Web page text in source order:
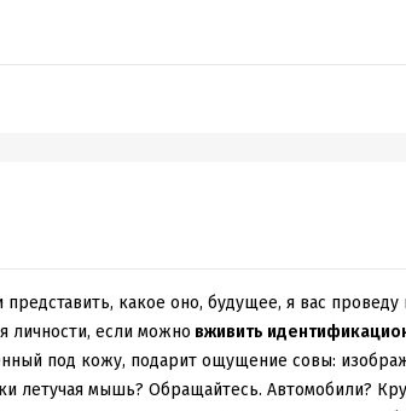
догадываться, куда всё идёт, с самого
натяжкой, про преступления в прошлом в
линия. Я бы не сказала, что она тут лишняя,
сдержанных персонажей.
приёмах. Читая книгу, я старалась
какое оно, будущее, я вас
личности, если можно вживить
под кожу, подарит ощущение совы:
летучая мышь? Обращайтесь. Автомобили?